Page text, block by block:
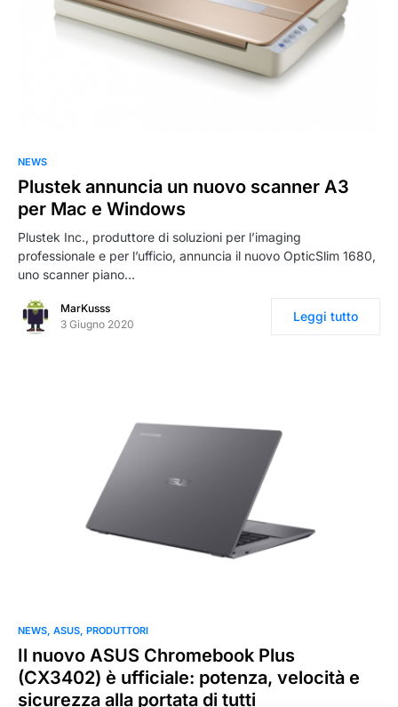
NEWS
Plustek annuncia un nuovo scanner A3
per Mac e Windows
Plustek Inc., produttore di soluzioni per l’imaging
professionale e per l’ufficio, annuncia il nuovo OpticSlim 1680,
uno scanner piano…
MarKusss
3 Giugno 2020
Leggi tutto
NEWS ASUS PRODUTTORI
Il nuovo ASUS Chromebook Plus
(CX3402) è ufficiale: potenza, velocità e
sicurezza alla portata di tutti